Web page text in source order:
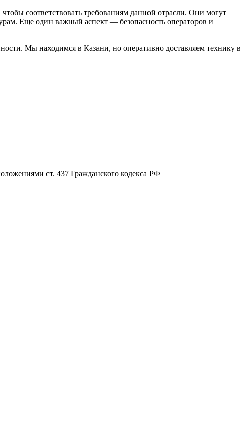
соответствовать требованиям данной отрасли. Они могут
Еще один важный аспект — безопасность операторов и
Мы находимся в Казани, но оперативно доставляем технику в
ст. 437 Гражданского кодекса РФ